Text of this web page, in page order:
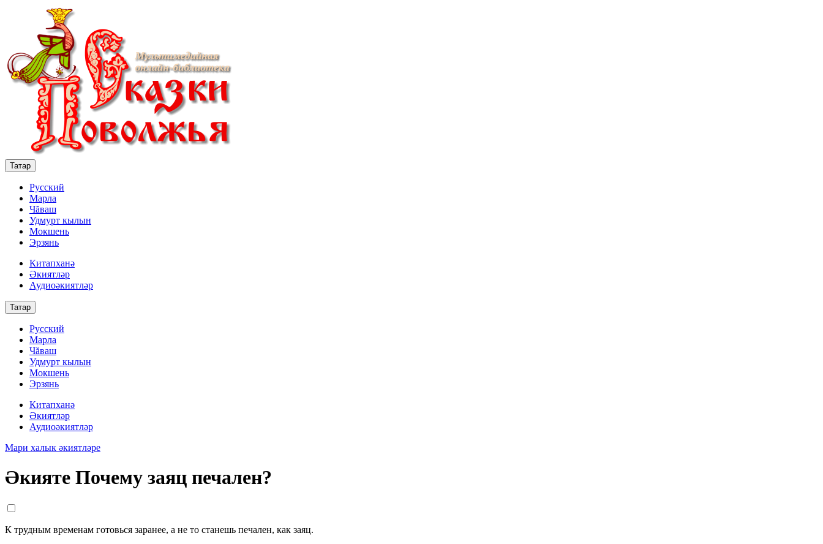
Татар
Русский
Марла
Чăваш
Удмурт кылын
Мокшень
Эрзянь
Китапханә
Әкиятләр
Аудиоәкиятләр
Татар
Русский
Марла
Чăваш
Удмурт кылын
Мокшень
Эрзянь
Китапханә
Әкиятләр
Аудиоәкиятләр
Мари халык әкиятләре
Әкияте Почему заяц печален?
К трудным временам готовься заранее, а не то станешь печален, как заяц.